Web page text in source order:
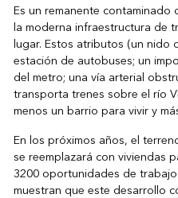
Es un remanente
la moderna infraestructura de
lugar. Estos atributos (un nido
estación de autobuses; un
del metro; una vía arterial
transporta trenes sobre el río
menos un barrio para vivir y
En los próximos años, el
se reemplazará con viviendas
3200 oportunidades de
muestran que este desarrollo